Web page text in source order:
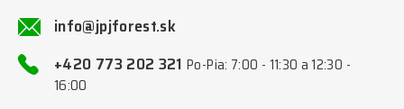
info@jpjforest.sk
+420 773 202 321Po-Pia: 7:00 - 11:30 a 12:30 -
16:00